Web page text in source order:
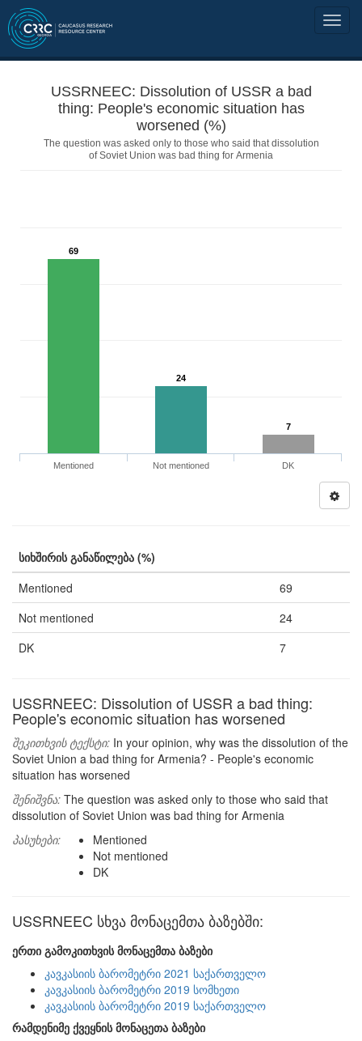
USSRNEEC: Dissolution of USSR a bad
thing: People's economic situation has
worsened (%)
The question was asked only to those who said that dissolution
of Soviet Union was bad thing for Armenia
69
24
7
Mentioned Not mentioned DK
სიხშირის განაწილება (%)
Mentioned
69
Not mentioned
24
DK
7
USSRNEEC: Dissolution of USSR a bad thing:
People's economic situation has worsened
შეკითხვის ტექსტი: In your opinion, why was the dissolution of the
Soviet Union a bad thing for Armenia? - People's economic
situation has worsened
შენიშვნა: The question was asked only to those who said that
dissolution of Soviet Union was bad thing for Armenia
პასუხები:
Mentioned
Not mentioned
DK
USSRNEEC სხვა მონაცემთა ბაზებში:
ერთი გამოკითხვის მონაცემთა ბაზები
კავკასიის ბარომეტრი 2021 საქართველო
კავკასიის ბარომეტრი 2019 სომხეთი
კავკასიის ბარომეტრი 2019 საქართველო
რამდენიმე ქვეყნის მონაცეთა ბაზები